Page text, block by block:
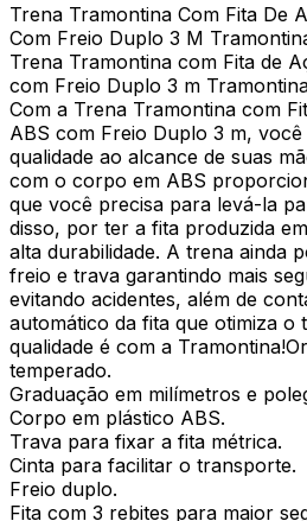
Trena Tramontina Com Fita De
Com Freio Duplo 3 M
Trena Tramontina com Fita de
com Freio Duplo 3 m
Com a Trena Tramontina com
ABS com Freio Duplo 3 m,
qualidade ao alcance de suas
com o corpo em ABS
que você precisa para levá-la
disso, por ter a fita produzida
alta durabilidade. A trena ainda
freio e trava garantindo mais
evitando acidentes, além de
automático da fita que otimiza o
qualidade é com a
temperado.
Graduação em milímetros e
Corpo em plástico ABS.
Trava para fixar a fita métrica.
Cinta para facilitar o transporte.
Freio duplo.
Fita com 3 rebites para maior